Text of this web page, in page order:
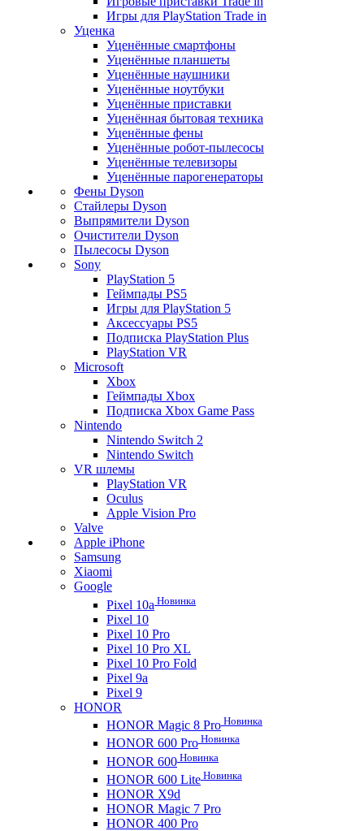
Игры для PlayStation Trade in
Уценка
Уценённые смартфоны
Уценённые планшеты
Уценённые наушники
Уценённые ноутбуки
Уценённые приставки
Уценённая бытовая техника
Уценённые фены
Уценённые робот-пылесосы
Уценённые телевизоры
Уценённые парогенераторы
Фены Dyson
Стайлеры Dyson
Выпрямители Dyson
Очистители Dyson
Пылесосы Dyson
Sony
PlayStation 5
Геймпады PS5
Игры для PlayStation 5
Аксессуары PS5
Подписка PlayStation Plus
PlayStation VR
Microsoft
Xbox
Геймпады Xbox
Подписка Xbox Game Pass
Nintendo
Nintendo Switch 2
Nintendo Switch
VR шлемы
PlayStation VR
Oculus
Apple Vision Pro
Valve
Apple iPhone
Samsung
Xiaomi
Google
Pixel 10a Новинка
Pixel 10
Pixel 10 Pro
Pixel 10 Pro XL
Pixel 10 Pro Fold
Pixel 9a
Pixel 9
HONOR
HONOR Magic 8 Pro Новинка
HONOR 600 Pro Новинка
HONOR 600 Новинка
HONOR 600 Lite Новинка
HONOR X9d
HONOR Magic 7 Pro
HONOR 400 Pro